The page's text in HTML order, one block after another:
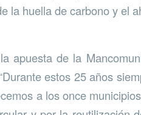
la huella de carbono y el
apuesta de la
estos 25 años
a los once